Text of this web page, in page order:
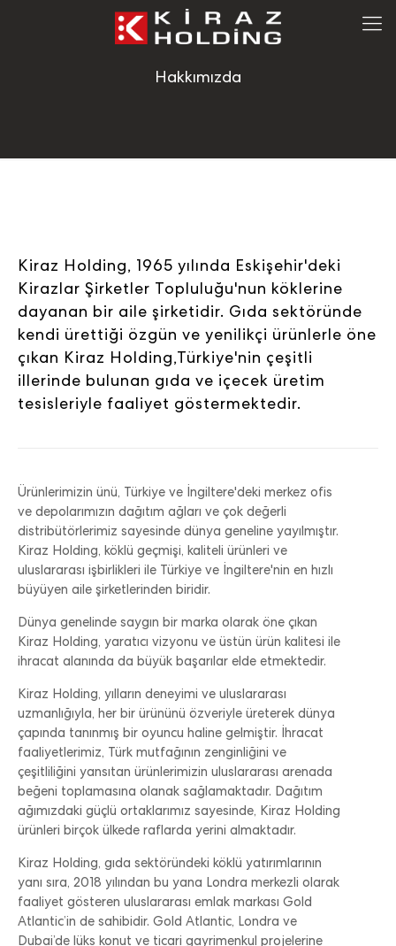
Hakkımızda
Kiraz Holding, 1965 yılında Eskişehir'deki
Kirazlar Şirketler Topluluğu'nun köklerine
dayanan bir aile şirketidir. Gıda sektöründe
kendi ürettiği özgün ve yenilikçi ürünlerle öne
çıkan Kiraz Holding,Türkiye'nin çeşitli
illerinde bulunan gıda ve içecek üretim
tesisleriyle faaliyet göstermektedir.
Ürünlerimizin ünü, Türkiye ve İngiltere'deki merkez ofis
ve depolarımızın dağıtım ağları ve çok değerli
distribütörlerimiz sayesinde dünya geneline yayılmıştır.
Kiraz Holding, köklü geçmişi, kaliteli ürünleri ve
uluslararası işbirlikleri ile Türkiye ve İngiltere'nin en hızlı
büyüyen aile şirketlerinden biridir.
Dünya genelinde saygın bir marka olarak öne çıkan
Kiraz Holding, yaratıcı vizyonu ve üstün ürün kalitesi ile
ihracat alanında da büyük başarılar elde etmektedir.
Kiraz Holding, yılların deneyimi ve uluslararası
uzmanlığıyla, her bir ürününü özveriyle üreterek dünya
çapında tanınmış bir oyuncu haline gelmiştir. İhracat
faaliyetlerimiz, Türk mutfağının zenginliğini ve
çeşitliliğini yansıtan ürünlerimizin uluslararası arenada
beğeni toplamasına olanak sağlamaktadır. Dağıtım
ağımızdaki güçlü ortaklarımız sayesinde, Kiraz Holding
ürünleri birçok ülkede raflarda yerini almaktadır.
Kiraz Holding, gıda sektöründeki köklü yatırımlarının
yanı sıra, 2018 yılından bu yana Londra merkezli olarak
faaliyet gösteren uluslararası emlak markası Gold
Atlantic’in de sahibidir. Gold Atlantic, Londra ve
Dubai’de lüks konut ve ticari gayrimenkul projelerine